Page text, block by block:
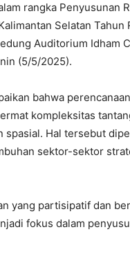
rangka Penyusunan
Selatan Tahun
Auditorium Idham
(5/5/2025).
bahwa
kompleksitas
Hal tersebut
sektor-sektor
yang partisipatif dan
fokus dalam